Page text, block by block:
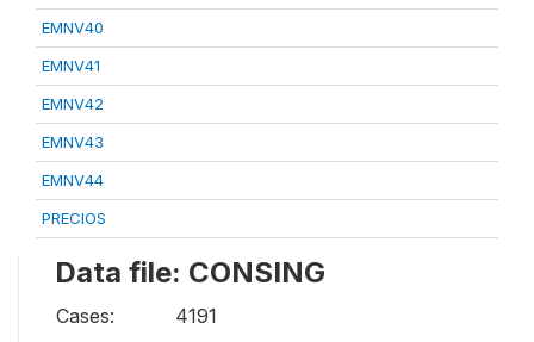
EMNV40
EMNV41
EMNV42
EMNV43
EMNV44
PRECIOS
Data file: CONSING
Cases:
4191